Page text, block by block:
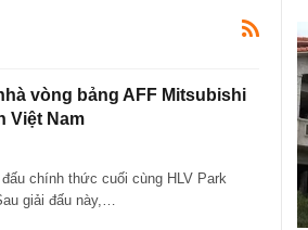
vòng bảng AFF Mitsubishi
Việt Nam
chính thức cuối cùng HLV Park
giải đấu này,…
lý nghiêm các vụ tiêu cực
bố công khai
Trang
thuế